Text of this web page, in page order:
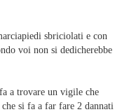
sbriciolati e con
voi non si dedicherebbe
a trovare un vigile che
si fa a far fare 2 dannati